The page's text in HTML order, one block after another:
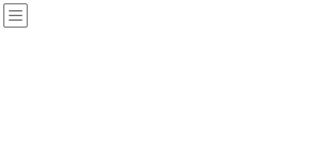
コ
ン
ナ
ビ